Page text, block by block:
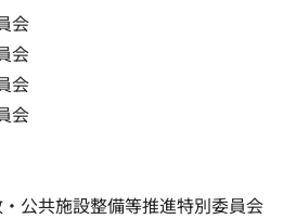
会
会
会
会
公共施設整備等推進特別委員会